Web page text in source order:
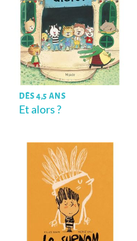
DÈS 4,5 ANS
Et alors ?